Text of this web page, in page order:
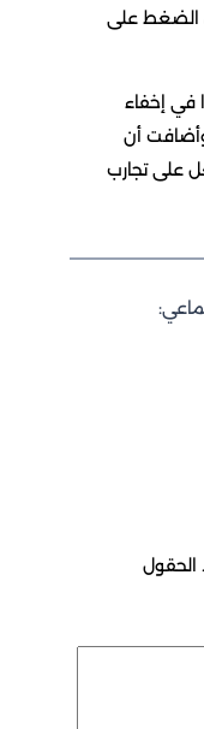
على
إخفاء
أن
على تجارب